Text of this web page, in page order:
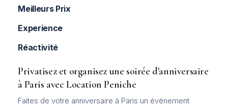
Meilleurs Prix
Experience
Réactivité
Privatisez et organisez une soirée d'anniversaire
à Paris avec Location Peniche
Faites de votre anniversaire à Paris un événement